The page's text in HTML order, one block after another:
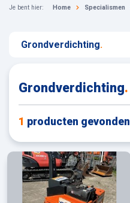
Je bent hier: Home Specialismen
Grondverdichting.
Grondverdichting.
1 producten gevonden